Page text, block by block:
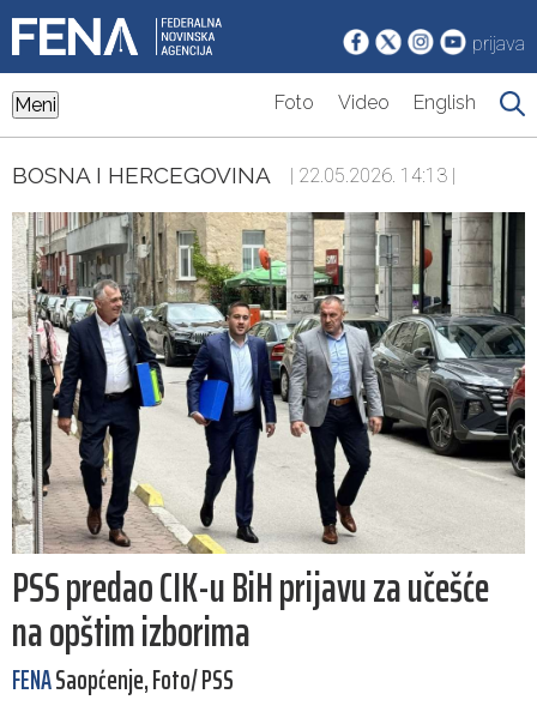
prijava
Meni Foto Video English
BOSNA I HERCEGOVINA | 22.05.2026. 14:13 |
PSS predao CIK-u BiH prijavu za učešće
na opštim izborima
FENASaopćenje, Foto/ PSS